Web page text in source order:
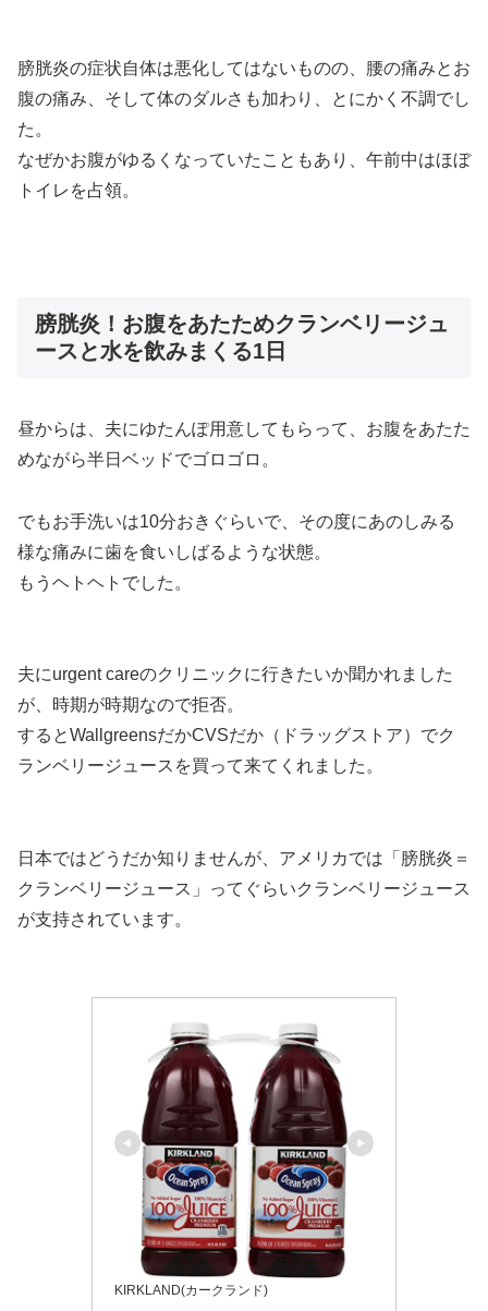
膀胱炎の症状自体は悪化してはないものの、腰の痛みとお
腹の痛み、そして体のダルさも加わり、とにかく不調でし
た。
なぜかお腹がゆるくなっていたこともあり、午前中はほぼ
トイレを占領。
膀胱炎！お腹をあたためクランベリージュ
ースと水を飲みまくる1日
昼からは、夫にゆたんぽ用意してもらって、お腹をあたた
めながら半日ベッドでゴロゴロ。
でもお手洗いは10分おきぐらいで、その度にあのしみる
様な痛みに歯を食いしばるような状態。
もうヘトヘトでした。
夫にurgent careのクリニックに行きたいか聞かれました
が、時期が時期なので拒否。
するとWallgreensだかCVSだか（ドラッグストア）でク
ランベリージュースを買って来てくれました。
日本ではどうだか知りませんが、アメリカでは「膀胱炎＝
クランベリージュース」ってぐらいクランベリージュース
が支持されています。
KIRKLAND(カークランド)